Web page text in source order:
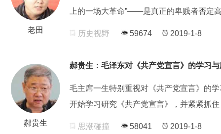
老田
上的一场大革命”——是真正的卑贱者否定
历史视野 59674 2019-1-8
郝贵生
郝贵生：毛泽东对《共产党宣言》的学习
毛主席一生特别重视对《共产党宣言》的
开始学习研究《共产党宣言》，并紧紧抓
思潮碰撞 58041 2019-1-8